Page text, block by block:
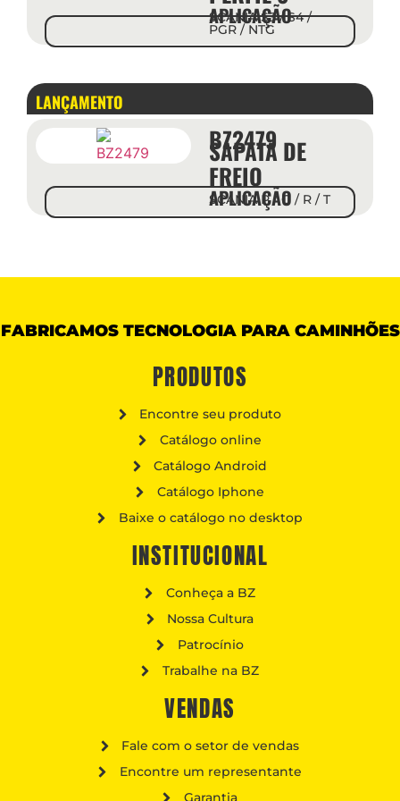
APLICAÇÃO
SCANIA S3 / S4 /
PGR / NTG
LANÇAMENTO
BZ2479
SAPATA DE
FREIO
APLICAÇÃO
SCANIA P / G / R / T
FABRICAMOS TECNOLOGIA PARA CAMINHÕES
PRODUTOS
Encontre seu produto
Catálogo online
Catálogo Android
Catálogo Iphone
Baixe o catálogo no desktop
INSTITUCIONAL
Conheça a BZ
Nossa Cultura
Patrocínio
Trabalhe na BZ
VENDAS
Fale com o setor de vendas
Encontre um representante
Garantia